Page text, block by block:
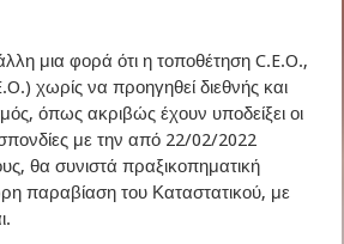
μια φορά ότι η τοποθέτηση C.E.O.,
χωρίς να προηγηθεί διεθνής και
όπως ακριβώς έχουν υποδείξει οι
με την από 22/02/2022
θα συνιστά πραξικοπηματική
παραβίαση του Καταστατικού, με